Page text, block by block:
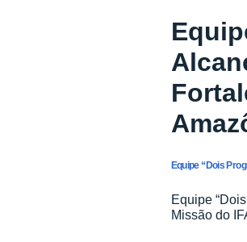
Equipe “Dois
Equipe
Missão do